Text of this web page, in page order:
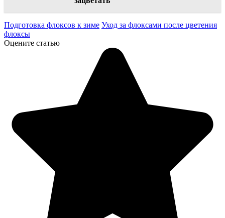
Подготовка флоксов к зиме Уход за флоксами после цветения
флоксы
Оцените статью